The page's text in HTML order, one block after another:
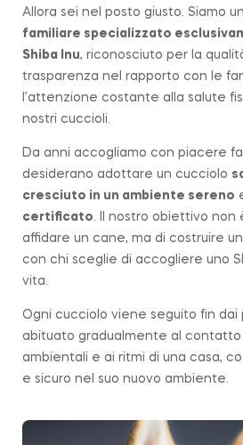
Allora sei nel posto giusto. Siamo un
familiare specializzato
Shiba Inu, riconosciuto per la
trasparenza nel rapporto con le
l’attenzione costante alla salute
nostri cuccioli.
Da anni accogliamo con piacere
desiderano adottare un cucciolo
cresciuto in un ambiente sereno
certificato. Il nostro obiettivo non
affidare un cane, ma di costruire
con chi sceglie di accogliere uno
vita.
Ogni cucciolo viene seguito fin dai
abituato gradualmente al contatto
ambientali e ai ritmi di una casa,
e sicuro nel suo nuovo ambiente.